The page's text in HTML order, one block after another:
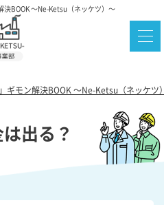
BOOK ～Ne-Ketsu（ネッケツ）～
ギモン解決BOOK ～Ne-Ketsu（ネッケツ
出る？